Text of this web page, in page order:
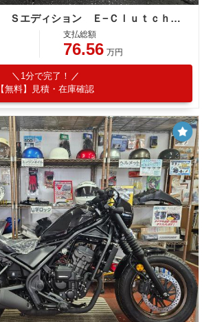
ホンダ レブル２５０ Ｓエディション Ｅ−Ｃｌｕｔｃｈ 新車 ＡＢＳ ＬＥＤ
支払総額
76.56 万円
1分で完了！
【無料】見積・在庫確認